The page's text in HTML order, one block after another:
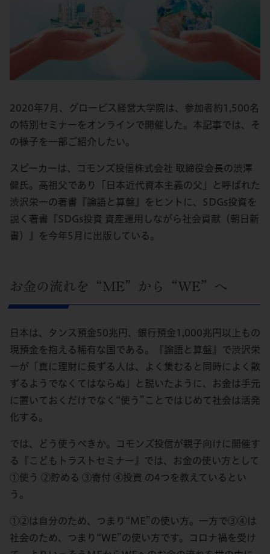
2020年7月、グロービス経営大学院は、参加者約1,500名
の特別セミナーをオンラインで開催した。本記事では、そ
の様子を一部ご紹介したい。
スピーカーは、コモンズ投信株式会社 取締役会長の渋澤
健氏。高祖父であり「日本近代資本主義の父」と呼ばれた
渋沢栄一の著書『論語と算盤』をヒントに、SDGs投資を
説く著書『SDGs投資 資産運用しながら社会貢献（朝日新
書）』を今年5月に出版している。
お金の流れを“ME”から“WE”へ
日本は、タンス預金50兆円、銀行預金1,000兆円以上もの
現預金を抱える稀有な国である。『論語と算盤』で渋沢栄
一が「真に理財に長ずる人は、よく集むると同時によく散
ずるようでなくてはならぬ」と説いたように、お金は手元
に置いておくだけでなく“使う”ことではじめて社会は活発
化する。
では、どう使うべきか。コモンズ投信が親子向けに開催す
る『こどもトラストセミナー』では、お金の使い方として
①使う ②貯める ③寄付 ④投資 の4つを教えているとい
う。
①②は自分のため、つまり“ME”の使い方。一方で③④は
社会のため、つまり“WE”の使い方です。コロナ禍を受け